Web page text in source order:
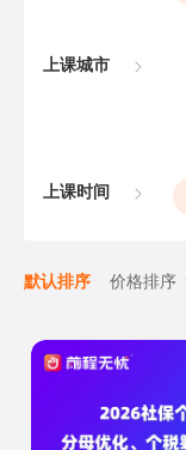
上课城市
上课时间
默认排序 价格排序